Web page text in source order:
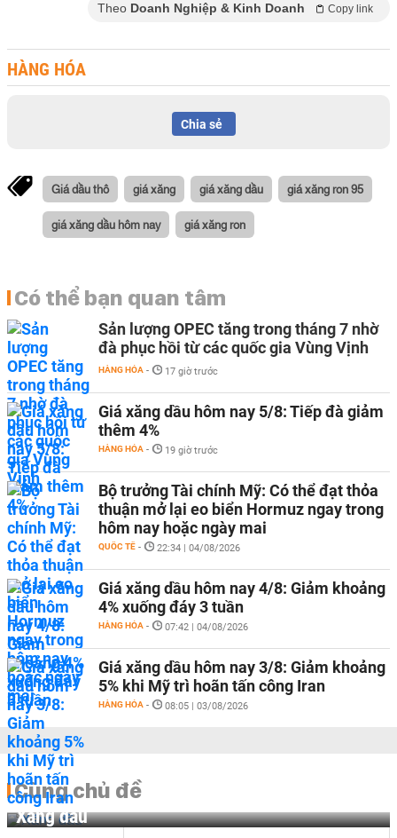
Theo Doanh Nghiệp & Kinh Doanh Copy link
HÀNG HÓA
Chia sẻ
Giá dầu thô giá xăng giá xăng dầu giá xăng ron 95
giá xăng dầu hôm nay giá xăng ron
Có thể bạn quan tâm
Sản lượng OPEC tăng trong tháng 7 nhờ
đà phục hồi từ các quốc gia Vùng Vịnh
HÀNG HÓA - 17 giờ trước
Giá xăng dầu hôm nay 5/8: Tiếp đà giảm
thêm 4%
HÀNG HÓA - 19 giờ trước
Bộ trưởng Tài chính Mỹ: Có thể đạt thỏa
thuận mở lại eo biển Hormuz ngay trong
hôm nay hoặc ngày mai
QUỐC TẾ - 22:34 | 04/08/2026
Giá xăng dầu hôm nay 4/8: Giảm khoảng
4% xuống đáy 3 tuần
HÀNG HÓA - 07:42 | 04/08/2026
Giá xăng dầu hôm nay 3/8: Giảm khoảng
5% khi Mỹ trì hoãn tấn công Iran
HÀNG HÓA - 08:05 | 03/08/2026
Cùng chủ đề
Xăng dầu